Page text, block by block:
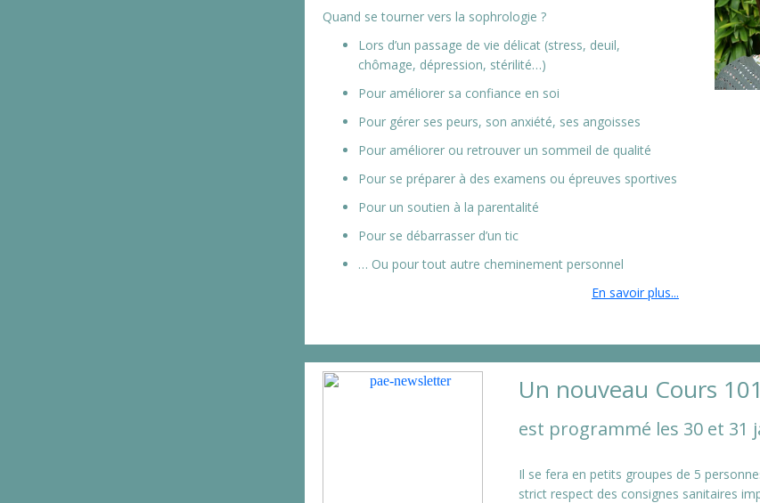
Quand se tourner vers la sophrologie ?
Lors d’un passage de vie délicat (stress, deuil,
chômage, dépression, stérilité…)
Pour améliorer sa confiance en soi
Pour gérer ses peurs, son anxiété, ses angoisses
Pour améliorer ou retrouver un sommeil de qualité
Pour se préparer à des examens ou épreuves sportives
Pour un soutien à la parentalité
Pour se débarrasser d’un tic
… Ou pour tout autre cheminement personnel
En savoir plus...
Un nouveau Cours 101
est programmé les 30 et 31
Il se fera en petits groupes de 5
strict respect des consignes sanitaires